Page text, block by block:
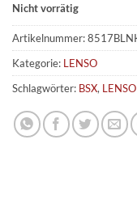
Nicht vorrätig
Artikelnummer:
Kategorie: LENSO
Schlagwörter: BSX, LENSO